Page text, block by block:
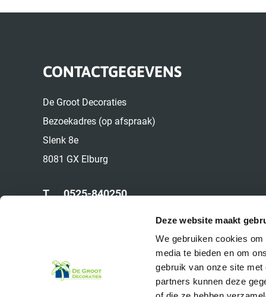
Deze website maakt
We gebruiken cookies
media te bieden en om
gebruik van onze site
partners kunnen deze
CONTACTGEGEVENS
De Groot Decoraties
Bezoekadres (op afspraak)
Slenk 8e
8081 GX Elburg
T.
0525-840250
info@deinterieurbeplanter.nl